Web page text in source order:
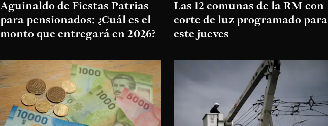
Aguinaldo de Fiestas Patrias
para pensionados: ¿Cuál es el
monto que entregará en 2026?
Las 12 comunas de la RM con
corte de luz programado para
este jueves